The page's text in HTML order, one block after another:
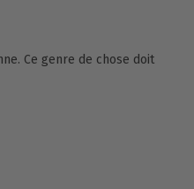
Ce genre de chose doit